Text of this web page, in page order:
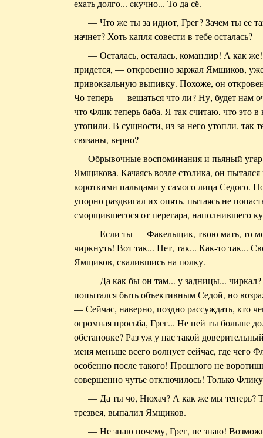
ехать долго... cкучно... То да сё.
— Что же ты за идиот, Грег? Зачем ты ее
начнет? Хоть капля совести в тебе осталась?
— Осталась, осталась, командир! А как
придется, — откровенно заржал Ямщиков,
привокзальную выпивку. Похоже, он
Чо теперь — вешаться что ли? Ну, будет нам
что Флик теперь баба. Я так считаю, что это в
утопили. В сущности, из-за него утопли, так
связаны, верно?
Обрывочные воспоминания и пьяный угар
Ямщикова. Качаясь возле столика, он
короткими пальцами у самого лица Седого.
упорно раздвигал их опять, пытаясь не
сморщившегося от перегара, наполнившего
— Если ты — Факельщик, твою мать, то
чиркнуть! Вот так... Нет, так... Как-то так...
Ямщиков, свалившись на полку.
— Да как бы он там... у задницы...
попытался быть объективным Седой, но
— Сейчас, наверно, поздно рассуждать, кто
огромная просьба, Грег... Не пей ты больше
обстановке? Раз уж у нас такой
меня меньше всего волнует сейчас, где чего
особенно после такого! Прошлого не
совершенно чутье отключилось! Только
— Да ты чо, Нюхач? А как же мы теперь?
трезвея, выпалил Ямщиков.
— Не знаю почему, Грег, не знаю!